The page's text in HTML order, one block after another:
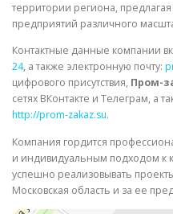
территории региона,
предприятий различного
Контактные данные компании
24, а также электронную почту:
цифрового присутствия, Пром-
сетях ВКонтакте и Телеграм, а
http://prom-zakaz.su.
Компания гордится
и индивидуальным подходом к
успешно реализовывать
Московская область и за ее